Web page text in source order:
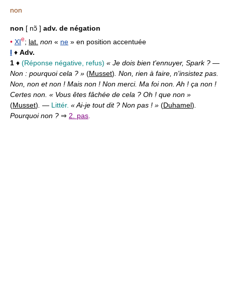
non
non [ nɔ̃ ] adv. de négation
• XIe; lat. non « ne » en position accentuée
I ♦ Adv.
1 ♦ (Réponse négative, refus) « Je dois bien t'ennuyer, Spark ? —
Non : pourquoi cela ? » (Musset) . Non, rien à faire, n'insistez pas.
Non, non et non ! Mais non ! Non merci. Ma foi non. Ah ! ça non !
Certes non. « Vous êtes fâchée de cela ? Oh ! que non »
(Musset) — Littér. « Ai-je tout dit ? Non pas ! » (Duhamel)
Pourquoi non ? ⇒ 2. pas